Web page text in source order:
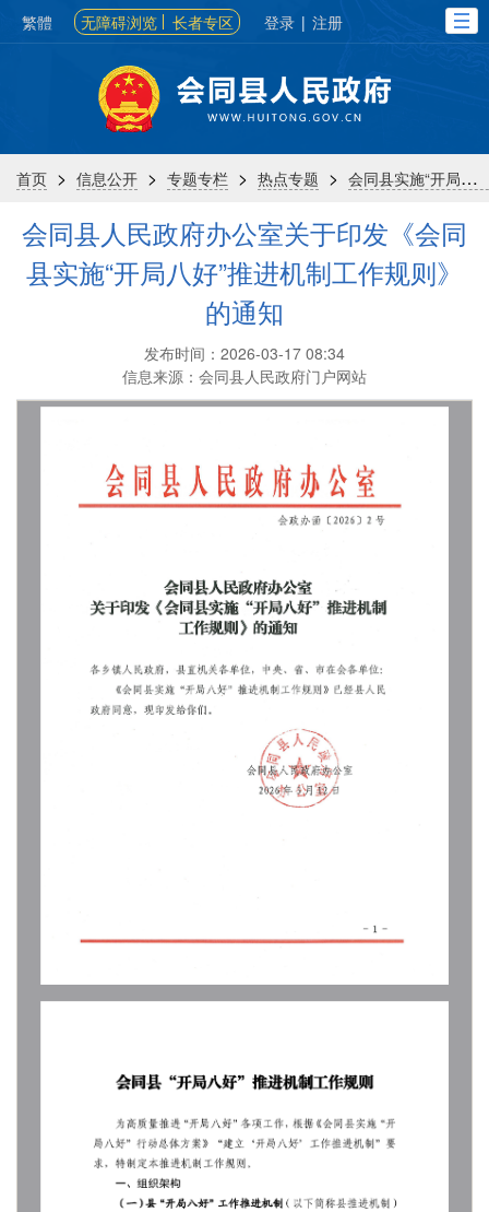
繁體 无障碍浏览 长者专区 登录 | 注册
首页 > 信息公开 > 专题专栏 > 热点专题 > 会同县实施“开局八好”行动
会同县人民政府办公室关于印发《会同
县实施“开局八好”推进机制工作规则》
的通知
发布时间：2026-03-17 08:34
信息来源：会同县人民政府门户网站